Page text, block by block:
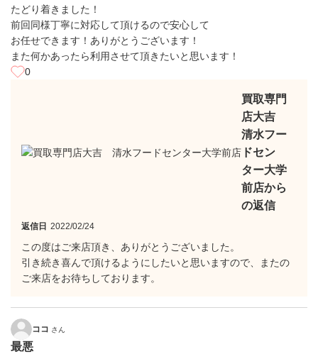
たどり着きました！
前回同様丁寧に対応して頂けるので安心して
お任せできます！ありがとうございます！
また何かあったら利用させて頂きたいと思います！
0
買取専門
店大吉
清水フー
ドセン
ター大学
前店から
の返信
返信日 2022/02/24
この度はご来店頂き、ありがとうございました。
引き続き喜んで頂けるようにしたいと思いますので、またの
ご来店をお待ちしております。
ココ さん
最悪